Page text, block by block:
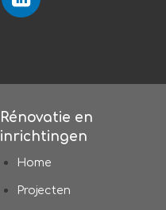
Rénovatie en
inrichtingen
Home
Projecten